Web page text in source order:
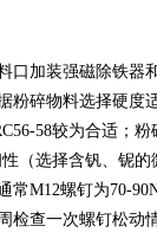
口加装强磁除铁器
粉碎物料选择硬
58较为合适；粉
（选择含钒、铌
常M12螺钉为70-
检查一次螺钉松动